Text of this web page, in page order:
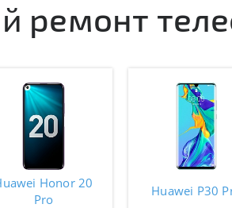
ремонт
Honor 20
Pro
Huawei P30